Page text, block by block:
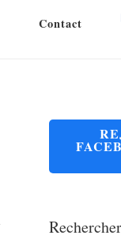
Contact
Rechercher